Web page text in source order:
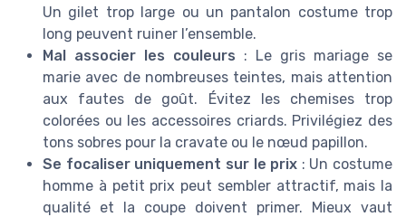
Un gilet trop large ou un pantalon costume trop
long peuvent ruiner l’ensemble.
Mal associer les couleurs : Le gris mariage se
marie avec de nombreuses teintes, mais attention
aux fautes de goût. Évitez les chemises trop
colorées ou les accessoires criards. Privilégiez des
tons sobres pour la cravate ou le nœud papillon.
Se focaliser uniquement sur le prix : Un costume
homme à petit prix peut sembler attractif, mais la
qualité et la coupe doivent primer. Mieux vaut